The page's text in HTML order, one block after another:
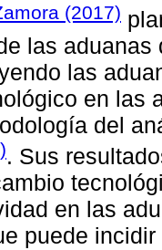
(2017)
las
las
en las
del
. Sus
en las
puede